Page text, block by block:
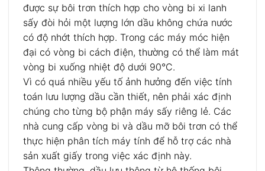
được sự bôi trơn thích hợp cho vòng bi xi lanh
sấy đòi hỏi một lượng lớn dầu không chứa nước
có độ nhớt thích hợp. Trong các máy móc hiện
đại có vòng bi cách điện, thường có thể làm mát
vòng bi xuống nhiệt độ dưới 90°C.
Vì có quá nhiều yếu tố ảnh hưởng đến việc tính
toán lưu lượng dầu cần thiết, nên phải xác định
chúng cho từng bộ phận máy sấy riêng lẻ. Các
nhà cung cấp vòng bi và dầu mỡ bôi trơn có thể
thực hiện phân tích máy tính để hỗ trợ các nhà
sản xuất giấy trong việc xác định này.